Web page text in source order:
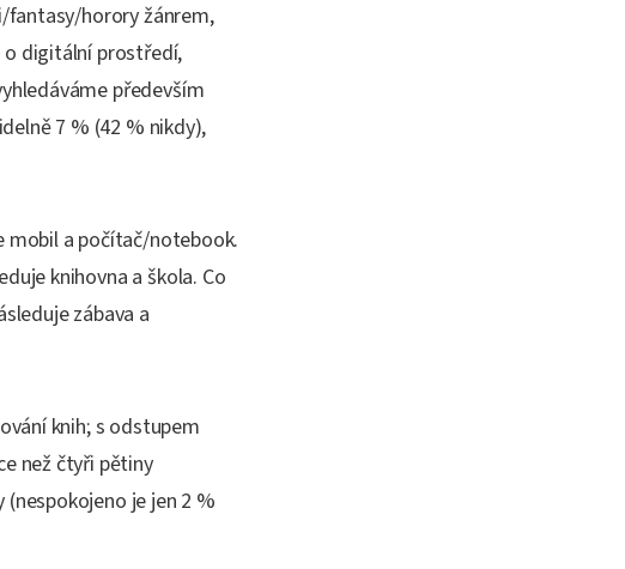
fantasy/horory žánrem,
o digitální prostředí,
především
7 % (42 % nikdy),
mobil a počítač/notebook.
knihovna a škola. Co
zábava a
knih; s odstupem
než čtyři pětiny
je jen 2 %